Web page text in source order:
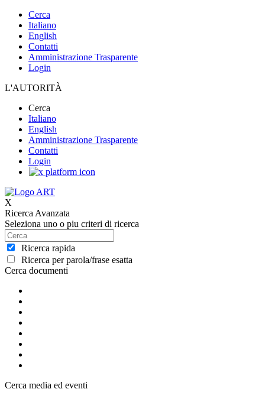
Cerca
Italiano
English
Contatti
Amministrazione Trasparente
Login
L'AUTORITÀ
Cerca
Italiano
English
Amministrazione Trasparente
Contatti
Login
X
Ricerca Avanzata
Seleziona uno o piu criteri di ricerca
Ricerca rapida
Ricerca per parola/frase esatta
Cerca documenti
Cerca media ed eventi